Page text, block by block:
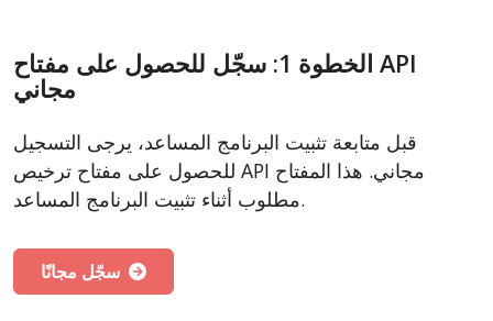
الخطوة 1: سجّل للحصول على مفتاح API
مجاني
قبل متابعة تثبيت البرنامج المساعد، يرجى التسجيل
للحصول على مفتاح ترخيص API مجاني. هذا المفتاح
مطلوب أثناء تثبيت البرنامج المساعد.